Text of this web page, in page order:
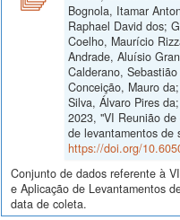
Bognola, Itamar
Raphael David dos;
Coelho, Maurício
Andrade, Aluísio
Calderano,
Conceição, Mauro
Silva, Álvaro Pires
2023, "VI Reunião
de levantamentos de
https://doi.org/
Conjunto de dados referente à
e Aplicação de Levantamentos
data de coleta.